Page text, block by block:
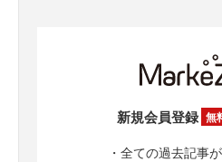
新規会員登録 無
・全ての過去記事